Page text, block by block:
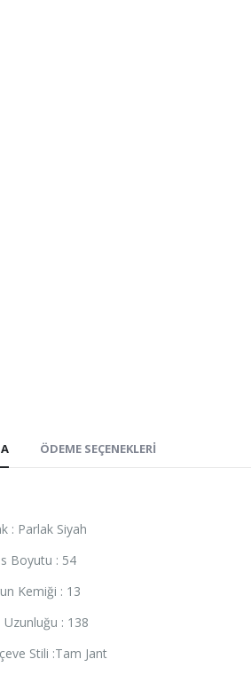
ÖDEME SEÇENEKLERI
: Parlak Siyah
Boyutu : 54
Kemiği : 13
Uzunluğu : 138
Stili :Tam Jant